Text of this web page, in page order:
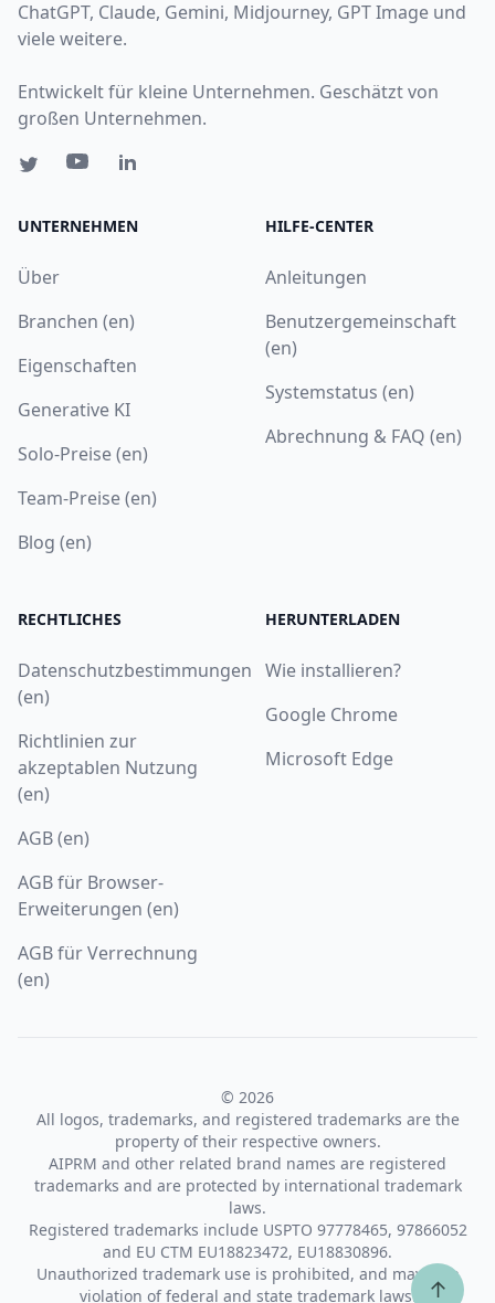
ChatGPT, Claude, Gemini, Midjourney, GPT Image und
viele weitere.
Entwickelt für kleine Unternehmen. Geschätzt von
großen Unternehmen.
UNTERNEHMEN
Über
Branchen (en)
Eigenschaften
Generative KI
Solo-Preise (en)
Team-Preise (en)
Blog (en)
HILFE-CENTER
Anleitungen
Benutzergemeinschaft
(en)
Systemstatus (en)
Abrechnung & FAQ (en)
RECHTLICHES
Datenschutzbestimmungen
(en)
Richtlinien zur
akzeptablen Nutzung
(en)
AGB (en)
AGB für Browser-
Erweiterungen (en)
AGB für Verrechnung
(en)
HERUNTERLADEN
Wie installieren?
Google Chrome
Microsoft Edge
© 2026
All logos, trademarks, and registered trademarks are the
property of their respective owners.
AIPRM and other related brand names are registered
trademarks and are protected by international trademark
laws.
Registered trademarks include USPTO 97778465, 97866052
and EU CTM EU18823472, EU18830896.
Unauthorized trademark use is prohibited, and may be a
violation of federal and state trademark laws.
↑